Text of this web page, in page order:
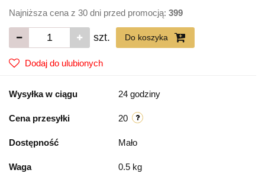
Najniższa cena z 30 dni przed promocją: 399
szt. Do koszyka
Dodaj do ulubionych
Wysyłka w ciągu 24 godziny
Cena przesyłki 20
Dostępność Mało
Waga 0.5 kg